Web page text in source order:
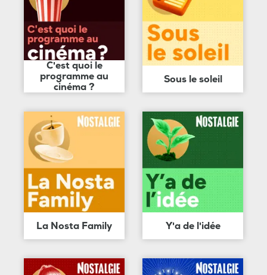
C'est quoi le
programme au
cinéma ?
Sous le soleil
La Nosta Family Y'a de l'idée